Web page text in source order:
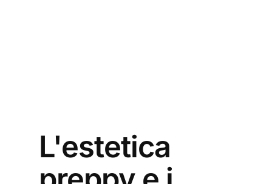
L'estetica